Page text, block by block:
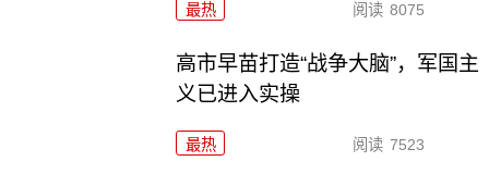
最热 阅读 8075
高市早苗打造“战争大脑”，军国主
义已进入实操
最热 阅读 7523